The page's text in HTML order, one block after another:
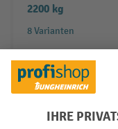
2200 kg
8 Varianten
8 Arbeitstage